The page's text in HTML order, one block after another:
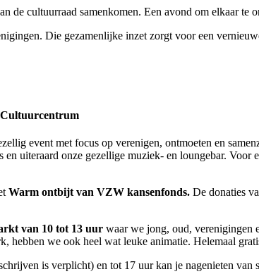
de cultuurraad samenkomen. Een avond om elkaar te
Die gezamenlijke inzet zorgt voor een
event met focus op verenigen, ontmoeten en
uiteraard onze gezellige muziek- en loungebar.
Warm ontbijt van VZW kansenfonds. De donaties
van 10 tot 13 uur waar we jong, oud, verenigingen
we ook heel wat leuke animatie. Helemaal
is verplicht) en tot 17 uur kan je nagenieten van